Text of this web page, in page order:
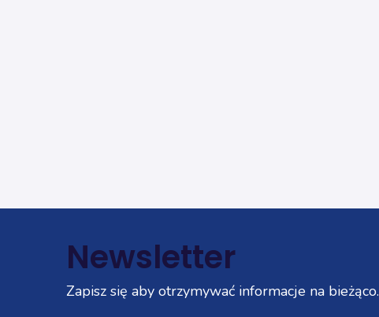
Newsletter
Zapisz się aby otrzymywać informacje na bieżąco.